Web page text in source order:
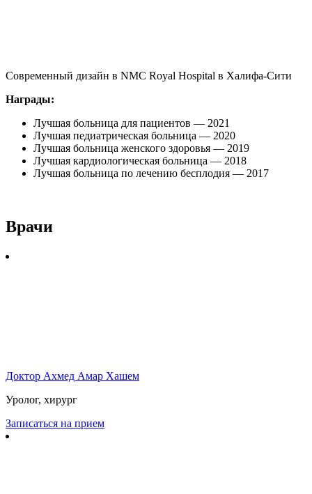
Современный дизайн в NMC Royal Hospital в Халифа-Сити
Награды:
Лучшая больница для пациентов — 2021
Лучшая педиатрическая больница — 2020
Лучшая больница женского здоровья — 2019
Лучшая кардиологическая больница — 2018
Лучшая больница по лечению бесплодия — 2017
Врачи
Доктор Ахмед Амар Хашем
Уролог, хирург
Записаться на прием